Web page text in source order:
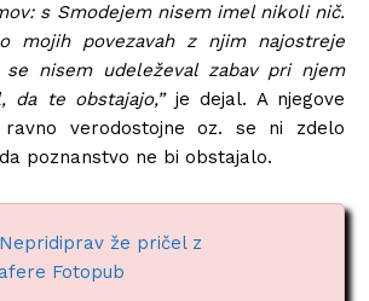
s Smodejem nisem imel nikoli nič.
mojih povezavah z njim najostreje
se nisem udeleževal zabav pri njem
da te obstajajo,”je dejal. A njegove
verodostojne oz. se ni zdelo
poznanstvo ne bi obstajalo.
Nepridiprav že pričel z
Fotopub